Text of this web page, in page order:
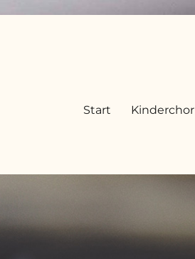
Start Kinderchor